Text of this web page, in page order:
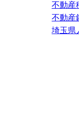
不動産
不動産
埼玉県